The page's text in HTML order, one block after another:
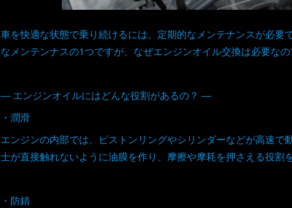
車を快適な状態で乗り続けるには、定期的なメンテナンスが必要
なメンテンナスの1つですが、なぜエンジンオイル交換は必要なの
― エンジンオイルにはどんな役割があるの？ ―
・潤滑
エンジンの内部では、ピストンリングやシリンダーなどが高速で
士が直接触れないように油膜を作り、摩擦や摩耗を押さえる役割
・防錆